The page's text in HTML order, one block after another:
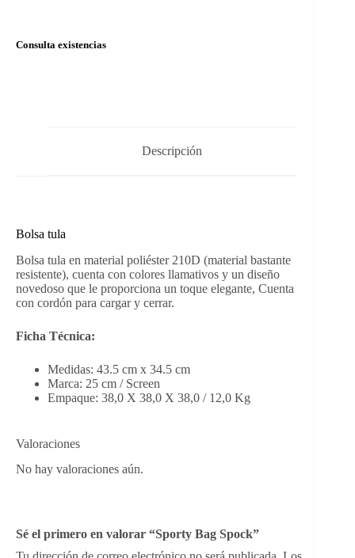
Consulta existencias
Descripción
Bolsa tula
Bolsa tula en material poliéster 210D (material bastante
resistente), cuenta con colores llamativos y un diseño
novedoso que le proporciona un toque elegante, Cuenta
con cordón para cargar y cerrar.
Ficha Técnica:
Medidas: 43.5 cm x 34.5 cm
Marca: 25 cm / Screen
Empaque: 38,0 X 38,0 X 38,0 / 12,0 Kg
Valoraciones
No hay valoraciones aún.
Sé el primero en valorar “Sporty Bag Spock”